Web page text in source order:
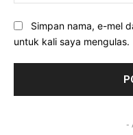
Simpan nama, e-mel
untuk kali saya mengulas.
-